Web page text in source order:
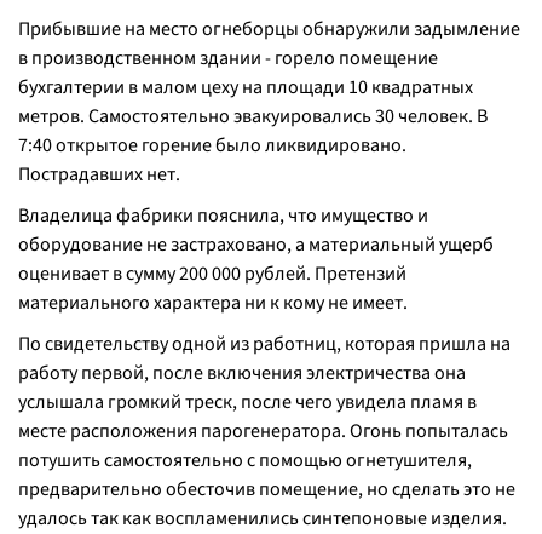
Прибывшие на место огнеборцы обнаружили задымление
в производственном здании - горело помещение
бухгалтерии в малом цеху на площади 10 квадратных
метров. Самостоятельно эвакуировались 30 человек. В
7:40 открытое горение было ликвидировано.
Пострадавших нет.
Владелица фабрики пояснила, что имущество и
оборудование не застраховано, а материальный ущерб
оценивает в сумму 200 000 рублей. Претензий
материального характера ни к кому не имеет.
По свидетельству одной из работниц, которая пришла на
работу первой, после включения электричества она
услышала громкий треск, после чего увидела пламя в
месте расположения парогенератора. Огонь попыталась
потушить самостоятельно с помощью огнетушителя,
предварительно обесточив помещение, но сделать это не
удалось так как воспламенились синтепоновые изделия.